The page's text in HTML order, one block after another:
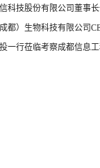
科技股份有限公司董事
都）生物科技有限公司
一行莅临考察成都信息